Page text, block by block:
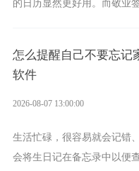
的日历显然更好用。而敬业
怎么提醒自己不要忘记
软件
2026-08-07 13:00:00
生活忙碌，很容易就会记错
会将生日记在备忘录中以便